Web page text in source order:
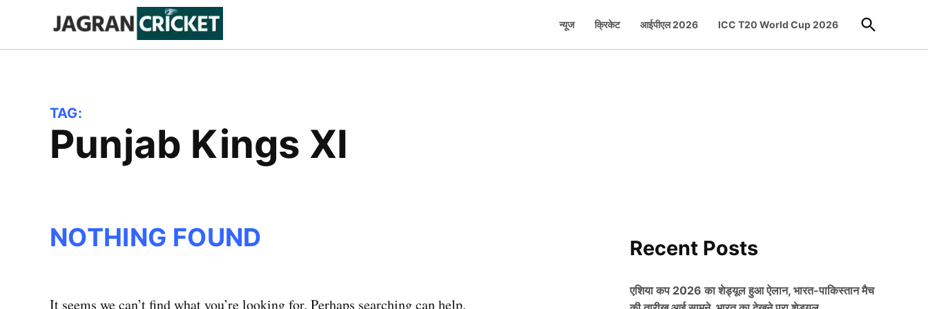
content
Cricket
न्यूज क्रिकेट आईपीएल 2026 ICC T20 World Cup 2026
Open
Search
TAG:
Punjab Kings XI
NOTHING FOUND
It seems we can’t find what you’re looking for. Perhaps searching can help.
Recent Posts
एशिया कप 2026 का शेड्यूल हुआ ऐलान, भारत-पाकिस्तान मैच